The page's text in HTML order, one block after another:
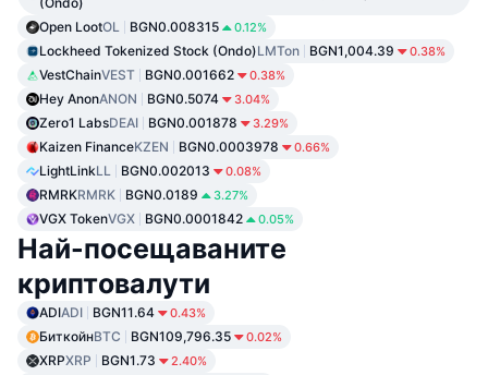
Open LootOL BGN0.008315 0.12%
Lockheed Tokenized Stock (Ondo)LMTon BGN1,004.39 0.38%
VestChainVEST BGN0.001662 0.38%
Hey AnonANON BGN0.5074 3.04%
Zero1 LabsDEAI BGN0.001878 3.29%
Kaizen FinanceKZEN BGN0.0003978 0.66%
LightLinkLL BGN0.002013 0.08%
RMRKRMRK BGN0.0189 3.27%
VGX TokenVGX BGN0.0001842 0.05%
Най-посещаваните
криптовалути
ADIADI BGN11.64 0.43%
БиткойнBTC BGN109,796.35 0.02%
XRPXRP BGN1.73 2.40%